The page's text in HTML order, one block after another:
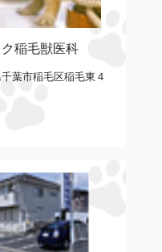
稲毛獣医科
葉市稲毛区稲毛東４